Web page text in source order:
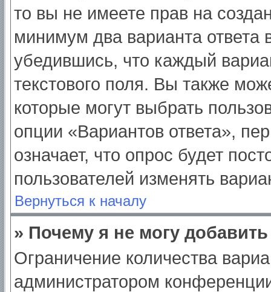
то вы не имеете прав на
минимум два варианта ответа
убедившись, что каждый
текстового поля. Вы также
которые могут выбрать
опции «Вариантов ответа»,
означает, что опрос будет
пользователей изменять
Вернуться к началу
» Почему я не могу
Ограничение количества
администратором